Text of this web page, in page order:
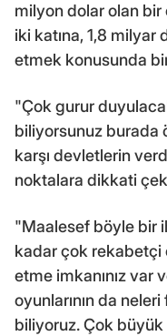
milyon dolar olan
iki katına, 1,8 milyar
etmek konusunda
"Çok gurur
biliyorsunuz burada
karşı devletlerin
noktalara dikkati
"Maalesef böyle bir
kadar çok rekabetçi
etme imkanınız var
oyunlarının da
biliyoruz. Çok